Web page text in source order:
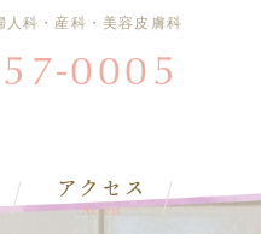
科・産科・美容皮膚科
0005
アクセス
Access